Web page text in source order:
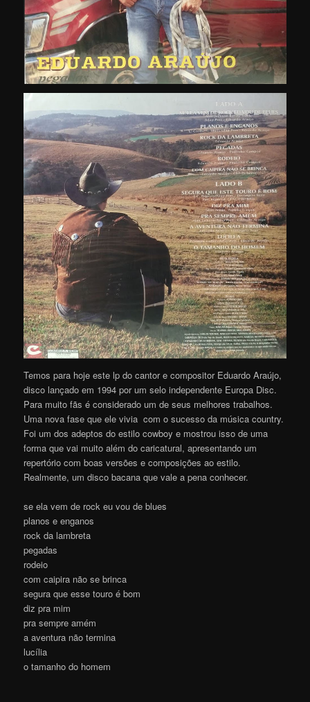
Temos para hoje este lp do cantor e compositor Eduardo Araújo,
disco lançado em 1994 por um selo independente Europa Disc.
Para muito fãs é considerado um de seus melhores trabalhos.
Uma nova fase que ele vivia com o sucesso da música country.
Foi um dos adeptos do estilo cowboy e mostrou isso de uma
forma que vai muito além do caricatural, apresentando um
repertório com boas versões e composições ao estilo.
Realmente, um disco bacana que vale a pena conhecer.
se ela vem de rock eu vou de blues
planos e enganos
rock da lambreta
pegadas
rodeio
com caipira não se brinca
segura que esse touro é bom
diz pra mim
pra sempre amém
a aventura não termina
lucília
o tamanho do homem